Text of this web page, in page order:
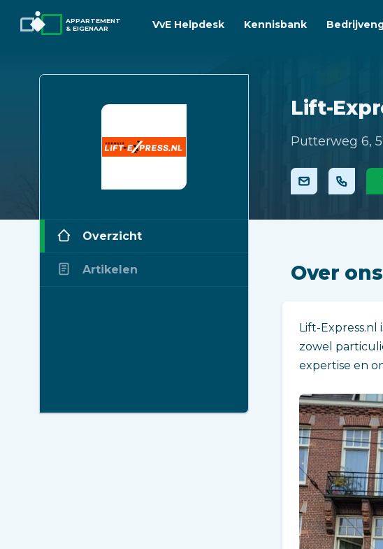
APPARTEMENT
& EIGENAAR
VvE Helpdesk Kennisbank
Lift-
Putterweg 6,
Overzicht
Artikelen Over ons
‎Lift-
zowel
expertise en